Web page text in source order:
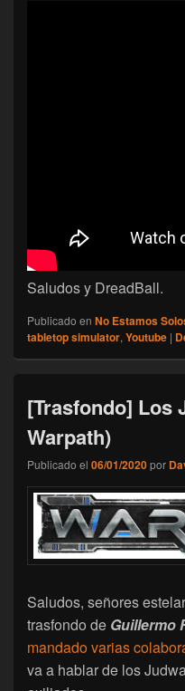
Saludos y DreadBall.
Publicado en No Estamos
tabletop simulator, Youtube |
[Trasfondo] Los
Warpath)
Publicado el 06/01/2020por
Saludos, señores
trasfondo de Guillermo
mandado varias
va a hablar de los